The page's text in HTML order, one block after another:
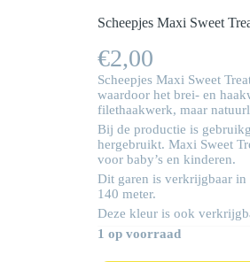
Scheepjes Maxi Sweet
€2,00
Scheepjes Maxi Sweet
waardoor het brei- en
filethaakwerk, maar
Bij de productie is
hergebruikt. Maxi Sweet
voor baby’s en kinderen.
Dit garen is verkrijgbaar in
140 meter.
Deze kleur is ook
1 op voorraad